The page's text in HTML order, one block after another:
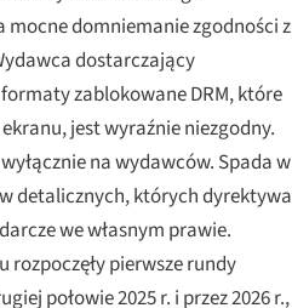
domniemanie zgodności z
dostarczający
zablokowane DRM, które
jest wyraźnie niezgodny.
na wydawców. Spada w
detalicznych, których dyrektywa
we własnym prawie.
pierwsze rundy
połowie 2025 r. i przez 2026 r.,